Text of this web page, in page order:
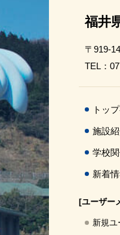
福井
〒919-
TEL：
トッ
施設
学校
新着
[ユーザー
新規ユ